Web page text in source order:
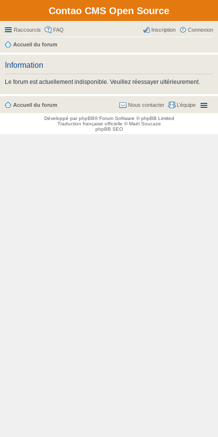
Contao CMS Open Source
Raccourcis FAQ Connexion
Inscription
Accueil du forum
Information
Le forum est actuellement indisponible. Veuillez réessayer ultérieurement.
Accueil du forum L’équipe
Nous contacter
Développé parphpBB® Forum Software © phpBB Limited
Traduction française officielle ©Maël Soucaze
phpBB SEO